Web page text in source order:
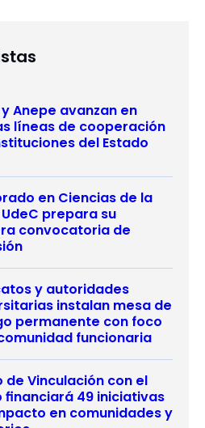
Anepe avanzan en
líneas de cooperación
del Estado
en Ciencias de la
prepara su
convocatoria de
y autoridades
instalan mesa de
permanente con foco
funcionaria
de Vinculación con el
financiará 49 iniciativas
en comunidades y